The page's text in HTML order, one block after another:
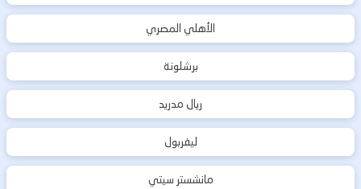
الأهلي المصري
برشلونة
ريال مدريد
ليفربول
مانشستر سيتي